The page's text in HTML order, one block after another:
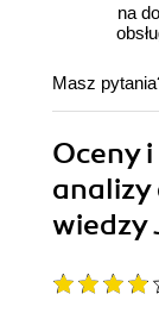
na
Masz
Oceny
analizy
wiedzy